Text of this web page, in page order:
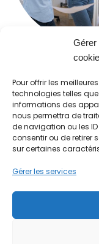
Gérer
Pour offrir les
technologies telles
informations des
nous permettra de
de navigation ou les
consentir ou de retirer
sur certaines
Gérer les services
08/03/
13:30•
"Le rire, une